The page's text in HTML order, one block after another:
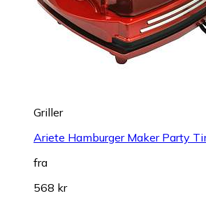
Griller
Ariete Hamburger Maker Party
fra
568 kr